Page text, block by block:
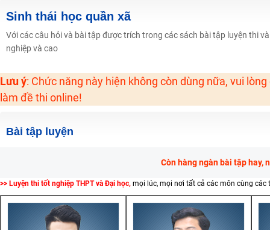
Học online lớp 2 với thầy cô giáo giỏi, nổi tiếng
2K6! Lộ Trình Sun 2024 - Ba bước luyện thi TN THPT - ĐH ít nhất 25 điểm
Hot! Lễ hội đồng giá 449K - 499K toàn bộ khoá học tại Tuyensinh247
Đồng giá khóa học 499K - 399K (13/11-15/11)
Khai giảng các khóa lớp 9 Toán - Lý - Hóa - Văn - Anh năm 2018
Sinh thái học quần xã
Với các câu hỏi và bài tập được trích trong các sách bài tập luyện thi
nghiệp và cao
Lưu ý: Chức năng này hiện không còn dùng nữa, vui
làm đề thi online!
Bài tập luyện
Còn hàng ngàn bài tập hay,
>> Luyện thi tốt nghiệp THPT và Đại học, mọi lúc, mọi nơi tất cả các môn cùng các